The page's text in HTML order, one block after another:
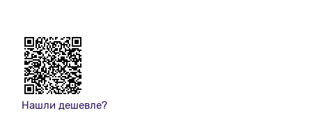
Нашли дешевле?